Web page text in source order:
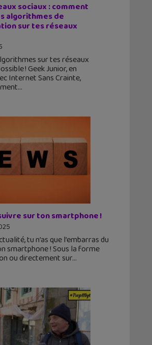
sociaux : comment
algorithmes de
sur tes réseaux
sur tes réseaux
! Geek Junior, en
Internet Sans Crainte,
sur ton smartphone !
tu n’as que l’embarras du
smartphone ! Sous la forme
ou directement sur